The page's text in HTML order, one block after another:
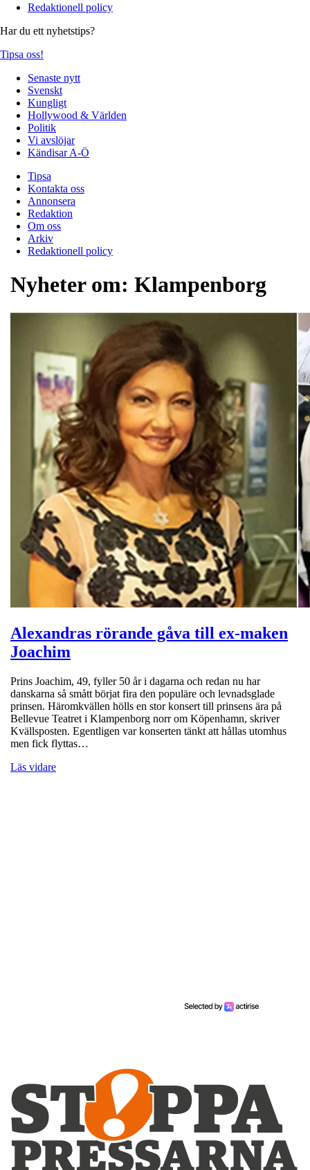
Redaktionell policy
Har du ett nyhetstips?
Tipsa oss!
Senaste nytt
Svenskt
Kungligt
Hollywood & Världen
Politik
Vi avslöjar
Kändisar A-Ö
Tipsa
Kontakta oss
Annonsera
Redaktion
Om oss
Arkiv
Redaktionell policy
Nyheter om: Klampenborg
Alexandras rörande gåva till ex-maken
Joachim
Prins Joachim, 49, fyller 50 år i dagarna och redan nu har
danskarna så smått börjat fira den populäre och levnadsglade
prinsen. Häromkvällen hölls en stor konsert till prinsens ära på
Bellevue Teatret i Klampenborg norr om Köpenhamn, skriver
Kvällsposten. Egentligen var konserten tänkt att hållas utomhus
men fick flyttas…
Läs vidare